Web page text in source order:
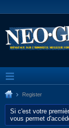
Register
Si c'est votre
vous permet